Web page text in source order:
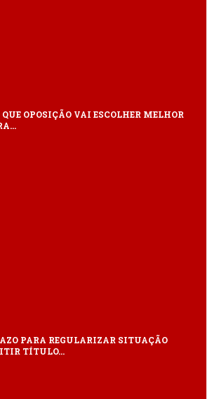
OPOSIÇÃO VAI ESCOLHER MELHOR
PARA REGULARIZAR SITUAÇÃO
TÍTULO…